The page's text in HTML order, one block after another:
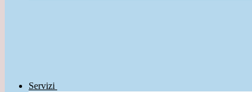
Servizi